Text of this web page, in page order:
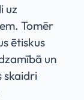
uz
Tomēr
ētiskus
un
skaidri